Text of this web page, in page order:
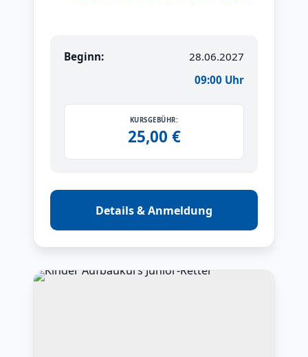
Beginn:
28.06.2027
09:00 Uhr
KURSGEBÜHR:
25,00 €
Details & Anmeldung